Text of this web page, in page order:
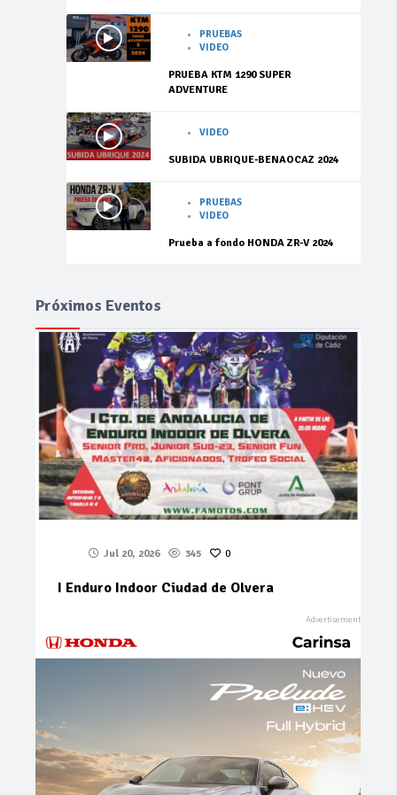
PRUEBAS
VIDEO
PRUEBA KTM 1290 SUPER
ADVENTURE
VIDEO
SUBIDA UBRIQUE-BENAOCAZ 2024
PRUEBAS
VIDEO
Prueba a fondo HONDA ZR-V 2024
Próximos Eventos
Jul 20, 2026 345 0
I Enduro Indoor Ciudad de Olvera